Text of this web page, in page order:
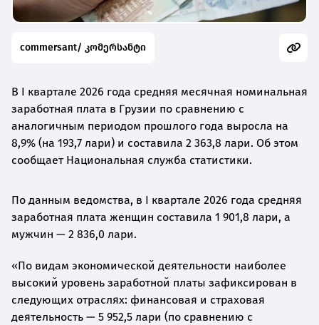
commersant/ კომერსანტი
В I квартале 2026 года средняя месячная номинальная
заработная плата в Грузии по сравнению с
аналогичным периодом прошлого года выросла на
8,9% (на 193,7 лари) и составила 2 363,8 лари. Об этом
сообщает Национальная служба статистики.
По данным ведомства, в I квартале 2026 года средняя
заработная плата женщин составила 1 901,8 лари, а
мужчин — 2 836,0 лари.
«По видам экономической деятельности наиболее
высокий уровень заработной платы зафиксирован в
следующих отраслях: финансовая и страховая
деятельность — 5 952,5 лари (по сравнению с